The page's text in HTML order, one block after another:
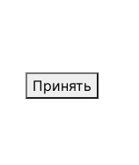
Принять